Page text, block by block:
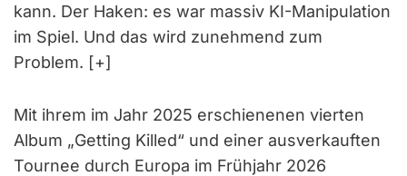
kann. Der Haken: es war massiv KI-Manipulation
im Spiel. Und das wird zunehmend zum
Problem. [+]
Mit ihrem im Jahr 2025 erschienenen vierten
Album „Getting Killed“ und einer ausverkauften
Tournee durch Europa im Frühjahr 2026